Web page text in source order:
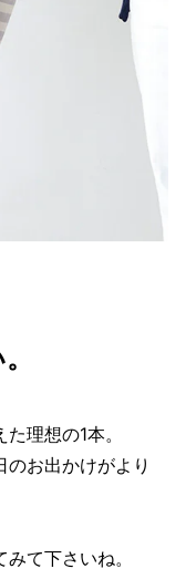
理想の1本。
お出かけがより
て下さいね。